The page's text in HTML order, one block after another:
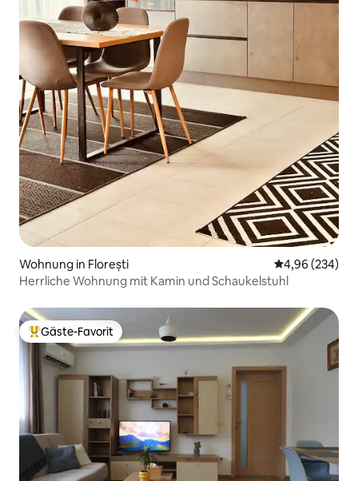
Wohnung in Florești
4,96 (234)
Herrliche Wohnung mit Kamin und Schaukelstuhl
Beliebter Gäste-Favorit.
Gäste-Favorit